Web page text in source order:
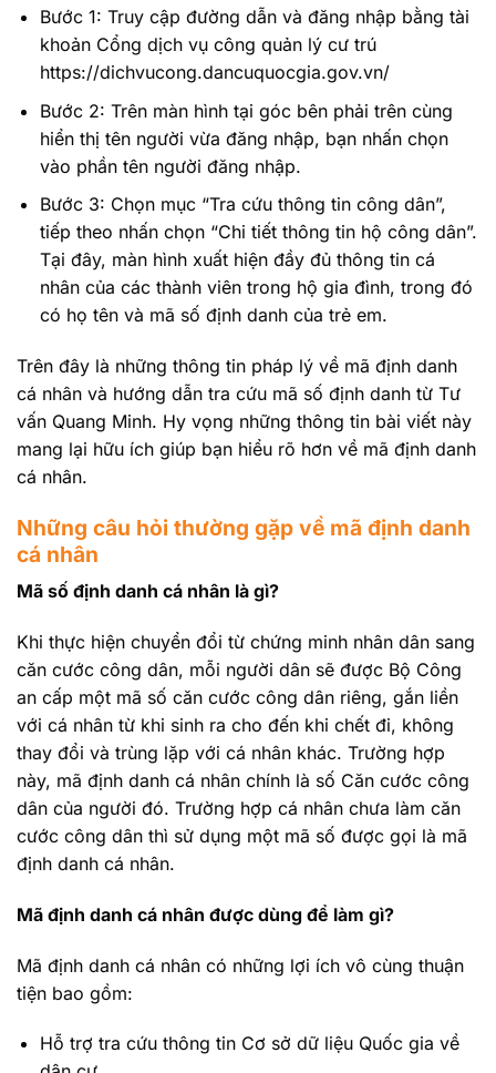
Bước 1: Truy cập đường dẫn và đăng nhập bằng tài
khoản Cổng dịch vụ công quản lý cư trú
https://dichvucong.dancuquocgia.gov.vn/
Bước 2: Trên màn hình tại góc bên phải trên cùng
hiển thị tên người vừa đăng nhập, bạn nhấn chọn
vào phần tên người đăng nhập.
Bước 3: Chọn mục “Tra cứu thông tin công dân”,
tiếp theo nhấn chọn “Chi tiết thông tin hộ công dân”.
Tại đây, màn hình xuất hiện đầy đủ thông tin cá
nhân của các thành viên trong hộ gia đình, trong đó
có họ tên và mã số định danh của trẻ em.
Trên đây là những thông tin pháp lý về mã định danh
cá nhân và hướng dẫn tra cứu mã số định danh từ Tư
vấn Quang Minh. Hy vọng những thông tin bài viết này
mang lại hữu ích giúp bạn hiểu rõ hơn về mã định danh
cá nhân.
Những câu hỏi thường gặp về mã định danh
cá nhân
Mã số định danh cá nhân là gì?
Khi thực hiện chuyển đổi từ chứng minh nhân dân sang
căn cước công dân, mỗi người dân sẽ được Bộ Công
an cấp một mã số căn cước công dân riêng, gắn liền
với cá nhân từ khi sinh ra cho đến khi chết đi, không
thay đổi và trùng lặp với cá nhân khác. Trường hợp
này, mã định danh cá nhân chính là số Căn cước công
dân của người đó. Trường hợp cá nhân chưa làm căn
cước công dân thì sử dụng một mã số được gọi là mã
định danh cá nhân.
Mã định danh cá nhân được dùng để làm gì?
Mã định danh cá nhân có những lợi ích vô cùng thuận
tiện bao gồm:
Hỗ trợ tra cứu thông tin Cơ sở dữ liệu Quốc gia về